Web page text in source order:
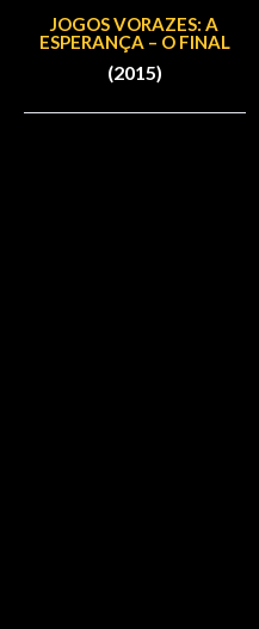
JOGOS VORAZES: A
ESPERANÇA – O FINAL
(2015)